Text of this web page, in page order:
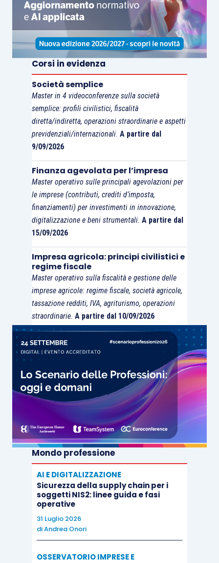
Corsi in evidenza
Società semplice
Master in 4 videoconferenze sulla società
semplice: profili civilistici, fiscalità
diretta/indiretta, operazioni straordinarie e aspetti
previdenziali/internazionali. A partire dal
9/09/2026
Finanza agevolata per l’impresa
Master operativo sulle principali agevolazioni per
le imprese (contributi, crediti d’imposta,
finanziamenti) per investimenti in innovazione,
digitalizzazione e beni strumentali. A partire dal
15/09/2026
Impresa agricola: principi civilistici e
regime fiscale
Master operativo sulla fiscalità e gestione delle
imprese agricole: regime fiscale, società agricole,
tassazione redditi, IVA, agriturismo, operazioni
straordinarie. A partire dal 10/09/2026
Mondo professione
AI E DIGITALIZZAZIONE
Sicurezza della supply chain per i
soggetti NIS2: linee guida e fasi
operative
31 Luglio 2026
diAndrea Onori
OSSERVATORIO IMPRESE E